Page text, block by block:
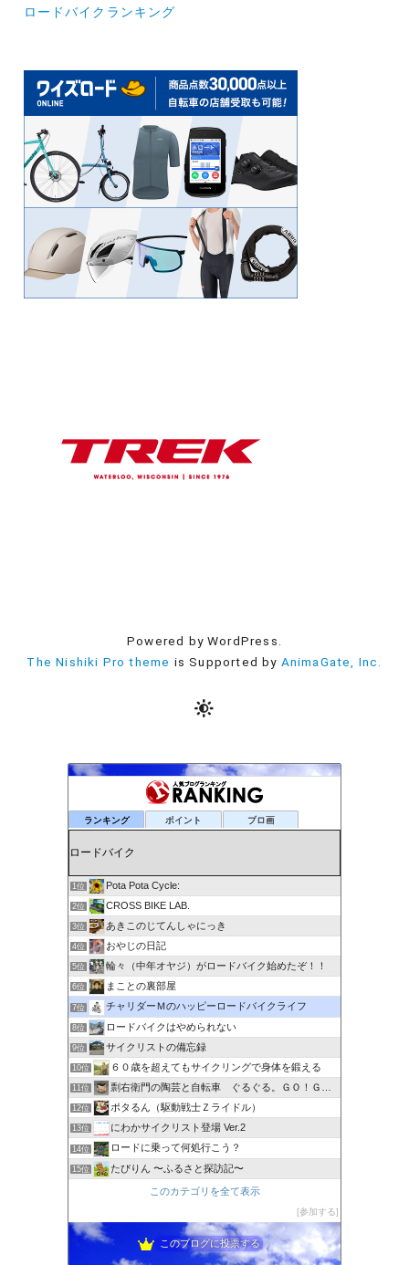
ロードバイクランキング
Powered by WordPress.
The Nishiki Pro theme is Supported by AnimaGate, Inc.
ランキング ポイント ブロ画
1位 Pota Pota Cycle:
2位 CROSS BIKE LAB.
3位 あきこのじてんしゃにっき
4位 おやじの日記
5位 輪々（中年オヤジ）がロードバイク始めたぞ！！
6位 まことの裏部屋
7位 チャリダーＭのハッピーロードバイクライフ
8位 ロードバイクはやめられない
9位 サイクリストの備忘録
10位 ６０歳を超えてもサイクリングで身体を鍛える
11位 剽右衛門の陶芸と自転車 ぐるぐる。ＧＯ！ＧＯ！
12位 ポタるん（駆動戦士Ｚライドル）
13位 にわかサイクリスト登場 Ver.2
14位 ロードに乗って何処行こう？
15位 たびりん 〜ふるさと探訪記〜
このカテゴリを全て表示
参加する
このブログに投票する